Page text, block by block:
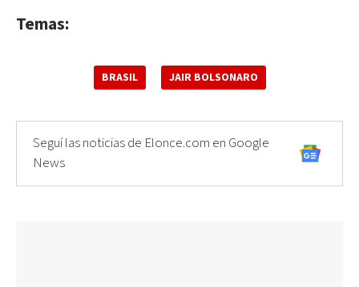
Temas:
BRASIL JAIR BOLSONARO
Seguí las noticias de Elonce.com en Google
News